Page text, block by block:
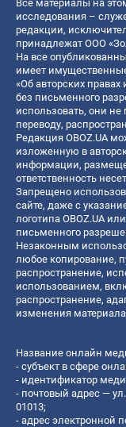
Все материалы на
исследования –
редакции,
принадлежат ООО
На все
имеет
«Об авторских
без письменного
использовать, они
переводу,
Редакция OBOZ.UA
изложенную в
информации,
ответственность
Запрещено
сайте, даже с
логотипа OBOZ.UA
письменного
Незаконным
любое копирование,
распространение,
использованием,
распространение,
изменения
Название онлайн
- субъект в сфере
- идентификатор
- почтовый адрес —
01013;
- адрес электронной